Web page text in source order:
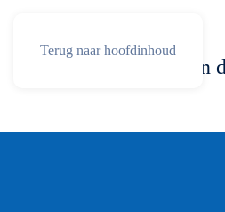
Terug naar hoofdinhoud